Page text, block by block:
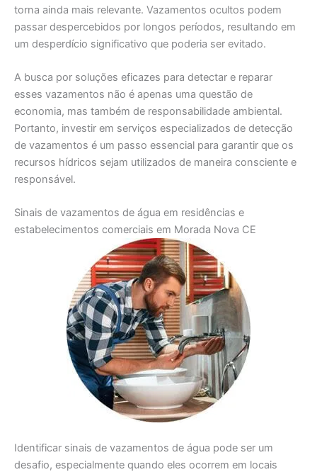
torna ainda mais relevante. Vazamentos ocultos podem
passar despercebidos por longos períodos, resultando em
um desperdício significativo que poderia ser evitado.
A busca por soluções eficazes para detectar e reparar
esses vazamentos não é apenas uma questão de
economia, mas também de responsabilidade ambiental.
Portanto, investir em serviços especializados de detecção
de vazamentos é um passo essencial para garantir que os
recursos hídricos sejam utilizados de maneira consciente e
responsável.
Sinais de vazamentos de água em residências e
estabelecimentos comerciais em Morada Nova CE
Identificar sinais de vazamentos de água pode ser um
desafio, especialmente quando eles ocorrem em locais